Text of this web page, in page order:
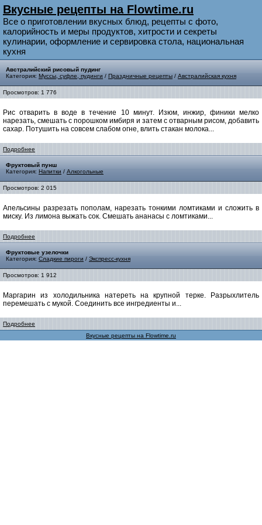
Вкусные рецепты на Flowtime.ru
Все о приготовлении вкусных блюд, рецепты с фото,
калорийность и меры продуктов, хитрости и секреты
кулинарии, оформление и сервировка стола, национальная
кухня
Австралийский рисовый пудинг
Категория: Муссы, суфле, пудинги / Праздничные рецепты / Австралийская кухня
Просмотров: 1 776
Рис отварить в воде в течение 10 минут. Изюм, инжир, финики мелко
нарезать, смешать с порошком имбиря и затем с отварным рисом, добавить
сахар. Потушить на совсем слабом огне, влить стакан молока...
Подробнее
Фруктовый пунш
Категория: Напитки / Алкогольные
Просмотров: 2 015
Апельсины разрезать пополам, нарезать тонкими ломтиками и сложить в
миску. Из лимона выжать сок. Смешать ананасы с ломтиками...
Подробнее
Фруктовые узелочки
Категория: Сладкие пироги / Экспресс-кухня
Просмотров: 1 912
Маргарин из холодильника натереть на крупной терке. Разрыхлитель
перемешать с мукой. Соединить все ингредиенты и...
Подробнее
Вкусные рецепты на Flowtime.ru